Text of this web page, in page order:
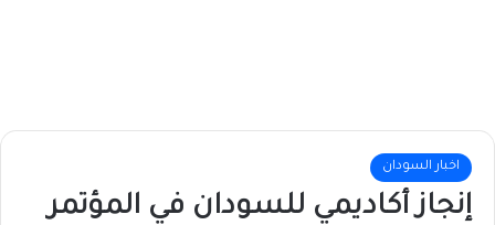
اخبار السودان
إنجاز أكاديمي للسودان في المؤتمر